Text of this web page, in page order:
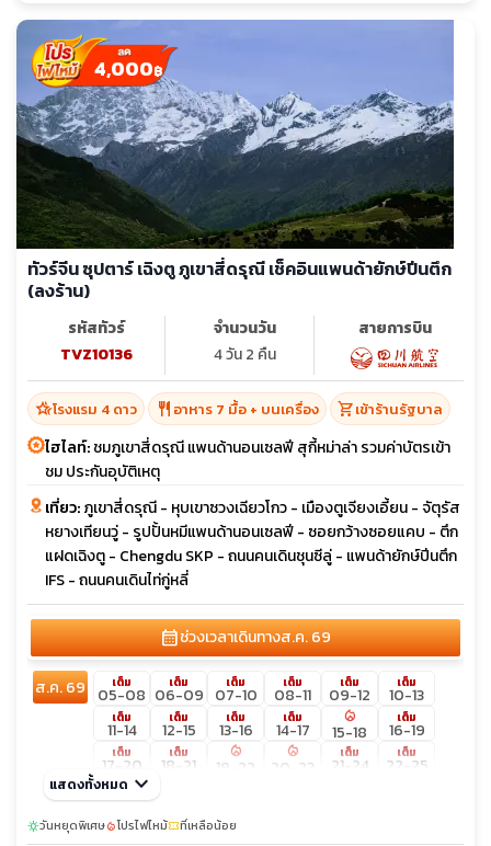
4,000฿
ทัวร์จีน ซุปตาร์ เฉิงตู ภูเขาสี่ดรุณี เช็คอินแพนด้ายักษ์ปีนตึก
(ลงร้าน)
รหัสทัวร์
TVZ10136
จำนวนวัน
4 วัน 2 คืน
สายการบิน
hotel_classโรงแรม 4 ดาว restaurant อาหาร 7 มื้อ + บนเครื่อง shopping_cartเข้าร้านรัฐบาล
ไฮไลท์:ชมภูเขาสี่ดรุณี แพนด้านอนเซลฟี สุกี้หม่าล่า รวมค่าบัตรเข้า
ชม ประกันอุบัติเหตุ
เที่ยว:ภูเขาสี่ดรุณี - หุบเขาซวงเฉียวโกว - เมืองตูเจียงเอี้ยน - จัตุรัส
หยางเทียนวู่ - รูปปั้นหมีแพนด้านอนเซลฟี - ซอยกว้างซอยแคบ - ตึก
แฝดเฉิงตู - Chengdu SKP - ถนนคนเดินชุนซีลู่ - แพนด้ายักษ์ปีนตึก
IFS - ถนนคนเดินไท่กู่หลี่
calendar_monthช่วงเวลาเดินทางส.ค. 69
ส.ค. 69 เต็ม
05-08
เต็ม
06-09
เต็ม
07-10
เต็ม
08-11
เต็ม
09-12
เต็ม
10-13
เต็ม
11-14
เต็ม
12-15
เต็ม
13-16
เต็ม
14-17
local_fire_department
15-18
เต็ม
16-19
เต็ม
17-20
เต็ม
18-21
local_fire_department
19-22
local_fire_department
20-23
เต็ม
21-24
เต็ม
22-25
local_fire_department
23-26
local_fire_department
29-01
เต็ม
30-02 31-03
แสดงทั้งหมด keyboard_arrow_down
sunnyวันหยุดพิเศษlocal_fire_departmentโปรไฟไหม้confirmation_numberที่เหลือน้อย